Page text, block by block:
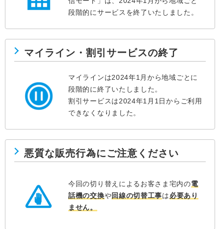
段階的にサービスを終了いたしました。
マイライン・割引サービスの終了
マイラインは2024年1月から地域ごとに
段階的に終了いたしました。
割引サービスは2024年1月1日からご利用
できなくなりました。
悪質な販売行為にご注意ください
今回の切り替えによるお客さま宅内の電
話機の交換や回線の切替工事は必要あり
ません。